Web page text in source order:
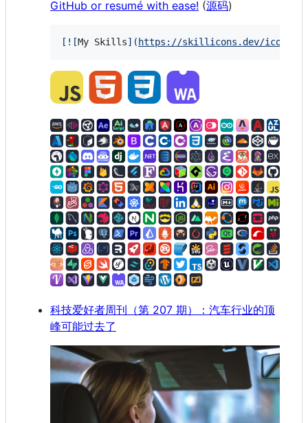
GitHub or resumé with ease! (源码)
[ ![My Skills] ( https://skillicons.dev/
科技爱好者周刊（第 207 期）：汽车行业的顶
峰可能过去了